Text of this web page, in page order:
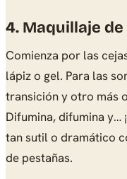
4. Maquillaje de
Comienza por las
lápiz o gel. Para las
transición y otro más
Difumina, difumina y…
tan sutil o dramático
de pestañas.